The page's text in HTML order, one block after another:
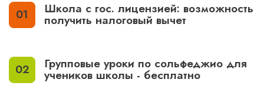
Школа с гос. лицензией: возможность
получить налоговый вычет
Групповые уроки по сольфеджио для
учеников школы - бесплатно